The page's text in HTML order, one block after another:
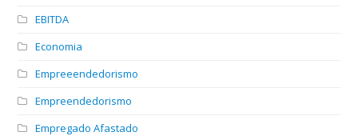
EBITDA
Economia
Empreeendedorismo
Empreendedorismo
Empregado Afastado